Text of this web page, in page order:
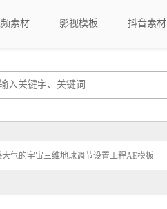
素材 影视模板 抖音素材
大气的宇宙三维地球调节设置工程AE模板